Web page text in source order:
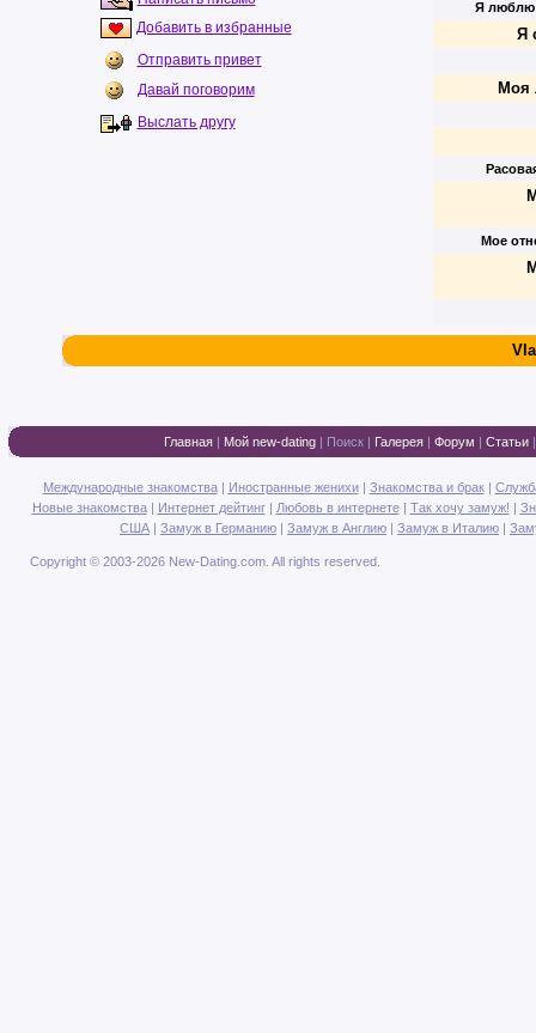
Добавить в избранные
Отправить привет
Давай поговорим
Выслать другу
Я люблю
Я
Моя
Мое
Главная | Мой new-dating | Поиск | Галерея | Форум | Статьи
Международные знакомства| Иностранные женихи| Знакомства и брак|
Новые знакомства| Интернет дейтинг| Любовь в интернете| Так хочу замуж! |
США | Замуж в Германию | Замуж в Англию | Замуж в Италию |
Copyright © 2003-2026 New-Dating.com. All rights reserved.